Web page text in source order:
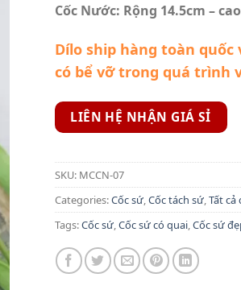
Cốc Nước: Rộng 14.5cm –
Dílo ship hàng toàn quốc
có bể vỡ trong quá trình
LIÊN HỆ NHẬN GIÁ SỈ
SKU: MCCN-07
Categories:Cốc sứ,Cốc tách sứ,Tất cả
Tags:Cốc sứ,Cốc sứ có quai,Cốc sứ